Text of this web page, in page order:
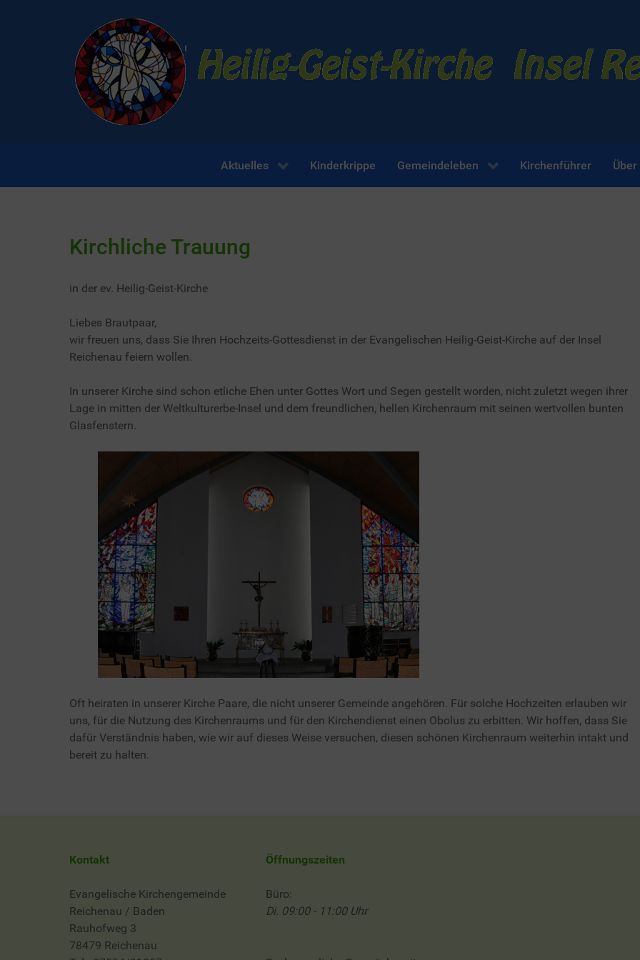
Aktuelles Kinderkrippe Gemeindeleben Kirchenführer
Kirchliche Trauung
in der ev. Heilig-Geist-Kirche
Liebes Brautpaar,
wir freuen uns, dass Sie Ihren Hochzeits-Gottesdienst in der Evangelischen Heilig-Geist-Kirche auf der Insel
Reichenau feiern wollen.
In unserer Kirche sind schon etliche Ehen unter Gottes Wort und Segen gestellt worden, nicht zuletzt wegen ihrer
Lage in mitten der Weltkulturerbe-Insel und dem freundlichen, hellen Kirchenraum mit seinen wertvollen bunten
Glasfenstern.
Oft heiraten in unserer Kirche Paare, die nicht unserer Gemeinde angehören. Für solche Hochzeiten erlauben wir
uns, für die Nutzung des Kirchenraums und für den Kirchendienst einen Obolus zu erbitten. Wir hoffen, dass Sie
dafür Verständnis haben, wie wir auf dieses Weise versuchen, diesen schönen Kirchenraum weiterhin intakt und
bereit zu halten.
Kontakt
Evangelische Kirchengemeinde
Reichenau / Baden
Rauhofweg 3
78479 Reichenau
Öffnungszeiten
Büro:
Di. 09:00 - 11:00 Uhr